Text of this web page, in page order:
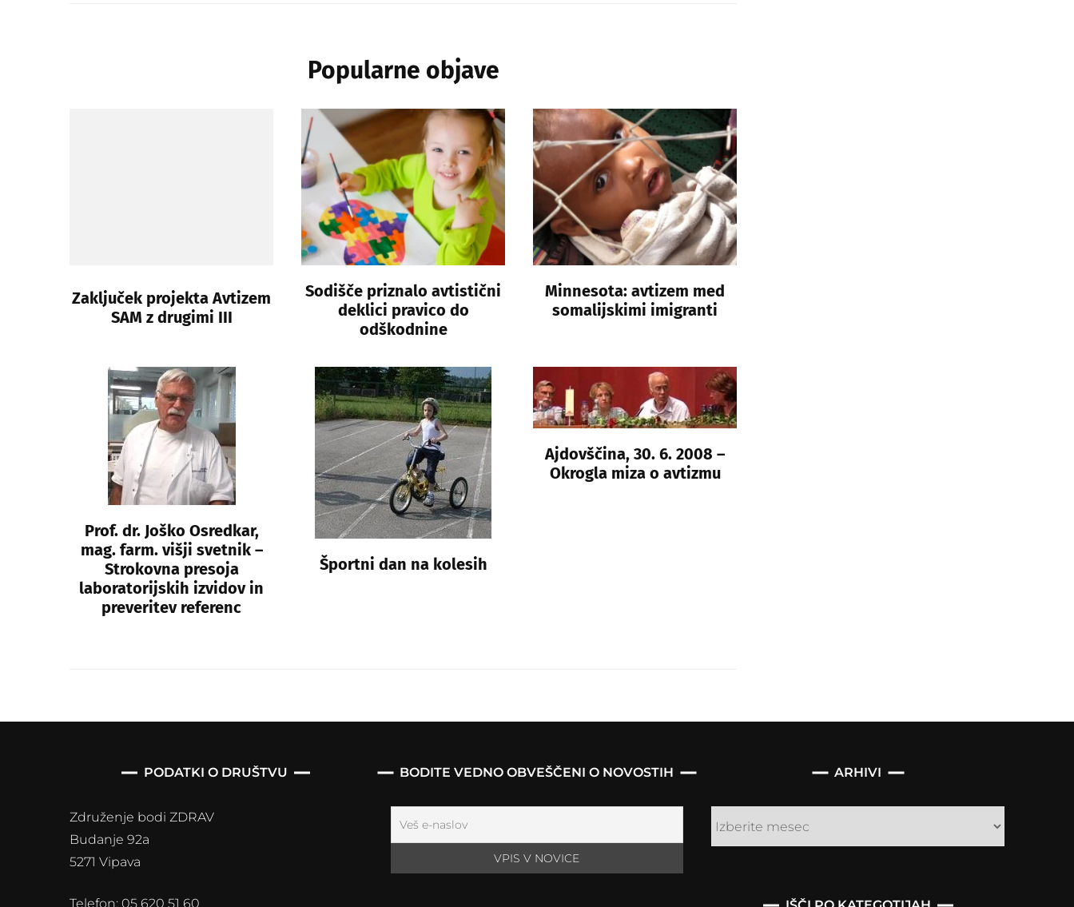
Popularne objave
Zaključek projekta Avtizem
SAM z drugimi III
Sodišče priznalo avtistični
deklici pravico do
odškodnine
Minnesota: avtizem med
somalijskimi imigranti
Prof. dr. Joško Osredkar,
mag. farm. višji svetnik –
Strokovna presoja
laboratorijskih izvidov in
preveritev referenc
Športni dan na kolesih
Ajdovščina, 30. 6. 2008 –
Okrogla miza o avtizmu
PODATKI O DRUŠTVU
Združenje bodi ZDRAV
Budanje 92a
5271 Vipava
Telefon: 05 620 51 60
BODITE VEDNO OBVEŠČENI O NOVOSTIH ARHIVI